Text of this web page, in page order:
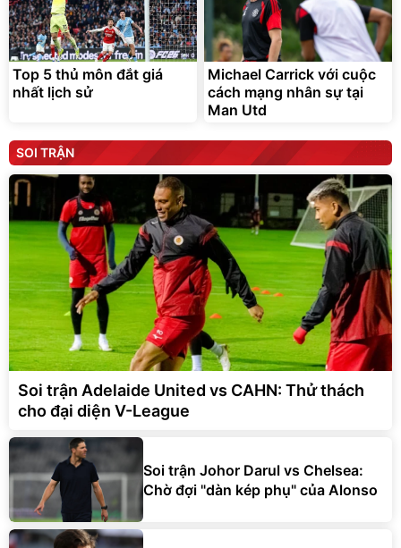
Top 5 thủ môn đắt giá
nhất lịch sử
Michael Carrick với cuộc
cách mạng nhân sự tại
Man Utd
SOI TRẬN
Soi trận Adelaide United vs CAHN: Thử thách
cho đại diện V-League
Soi trận Johor Darul vs Chelsea:
Chờ đợi "dàn kép phụ" của Alonso